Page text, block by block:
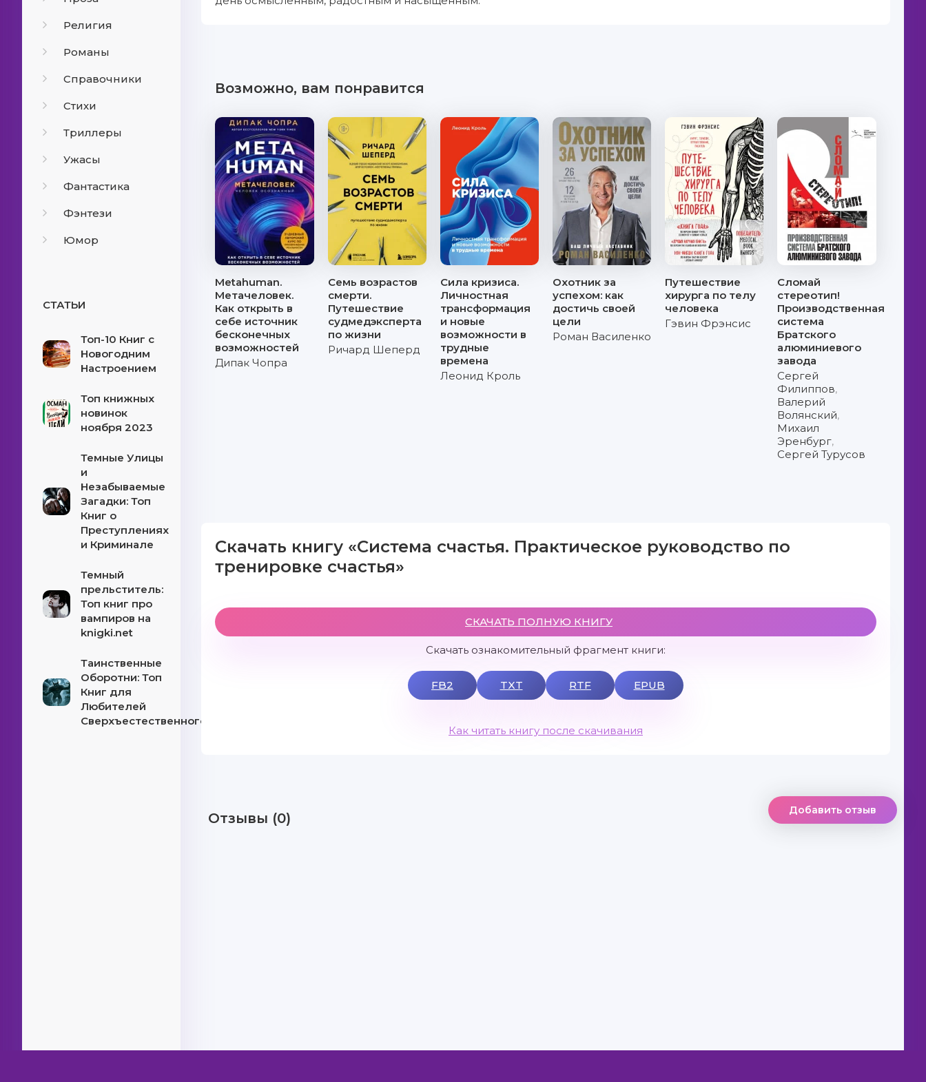
Религия
Романы
Справочники
Стихи
Триллеры
Ужасы
Фантастика
Фэнтези
Юмор
СТАТЬИ
Топ-10 Книг с
Новогодним
Настроением
Топ книжных
новинок
ноября 2023
Темные Улицы
и
Незабываемые
Загадки: Топ
Книг о
Преступлениях
и Криминале
Темный
прельститель:
Топ книг про
вампиров на
knigki.net
Таинственные
Оборотни: Топ
Книг для
Любителей
Сверхъестественного!
Возможно, вам понравится
Metahuman.
Метачеловек.
Как открыть в
себе источник
бесконечных
возможностей
Дипак Чопра
Семь возрастов
смерти.
Путешествие
судмедэксперта
по жизни
Ричард Шеперд
Сила кризиса.
Личностная
трансформация
и новые
возможности в
трудные
времена
Леонид Кроль
Охотник за
успехом: как
достичь своей
цели
Роман Василенко
Путешествие
хирурга по телу
человека
Гэвин Фрэнсис
Сломай
стереотип!
Производственная
система
Братского
алюминиевого
завода
Сергей
Филиппов,
Валерий
Волянский,
Михаил
Эренбург,
Сергей Турусов
Скачать книгу «Система счастья. Практическое руководство по
тренировке счастья»
СКАЧАТЬ ПОЛНУЮ КНИГУ
Скачать ознакомительный фрагмент книги:
FB2 TXT RTF EPUB
Как читать книгу после скачивания
Отзывы (0) Добавить отзыв